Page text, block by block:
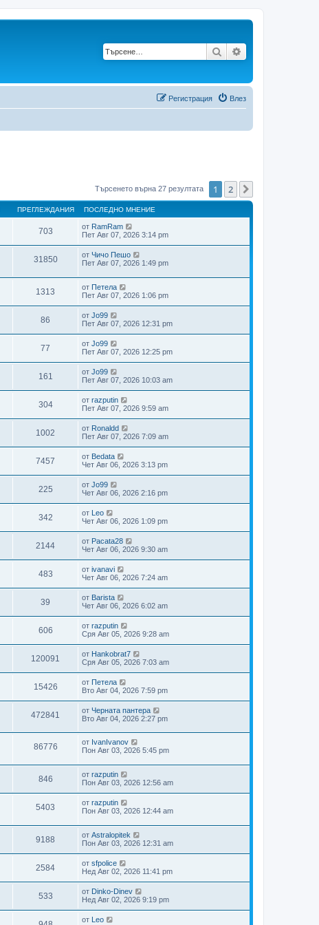
Търсене
Влез
Регистрация
Търсенето върна 27 резултата 1 2
ПРЕГЛЕЖДАНИЯ ПОСЛЕДНО МНЕНИЕ
703 от RamRam
Пет Авг 07, 2026 3:14 pm
31850 от Чичо Пешо
Пет Авг 07, 2026 1:49 pm
1313 от Петела
Пет Авг 07, 2026 1:06 pm
86 от Jo99
Пет Авг 07, 2026 12:31 pm
77 от Jo99
Пет Авг 07, 2026 12:25 pm
161 от Jo99
Пет Авг 07, 2026 10:03 am
304 от razputin
Пет Авг 07, 2026 9:59 am
1002 от Ronaldd
Пет Авг 07, 2026 7:09 am
7457 от Bedata
Чет Авг 06, 2026 3:13 pm
225 от Jo99
Чет Авг 06, 2026 2:16 pm
342 от Leo
Чет Авг 06, 2026 1:09 pm
2144 от Pacata28
Чет Авг 06, 2026 9:30 am
483 от ivanavi
Чет Авг 06, 2026 7:24 am
39 от Barista
Чет Авг 06, 2026 6:02 am
606 от razputin
Сря Авг 05, 2026 9:28 am
120091 от Hankobrat7
Сря Авг 05, 2026 7:03 am
15426 от Петела
Вто Авг 04, 2026 7:59 pm
472841 от Черната пантера
Вто Авг 04, 2026 2:27 pm
86776 от IvanIvanov
Пон Авг 03, 2026 5:45 pm
846 от razputin
Пон Авг 03, 2026 12:56 am
5403 от razputin
Пон Авг 03, 2026 12:44 am
9188 от Astralopitek
Пон Авг 03, 2026 12:31 am
2584 от sfpolice
Нед Авг 02, 2026 11:41 pm
533 от Dinko-Dinev
Нед Авг 02, 2026 9:19 pm
от Leo